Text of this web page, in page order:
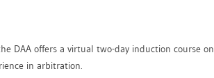
DAA offers a virtual two-day induction course on
in arbitration.